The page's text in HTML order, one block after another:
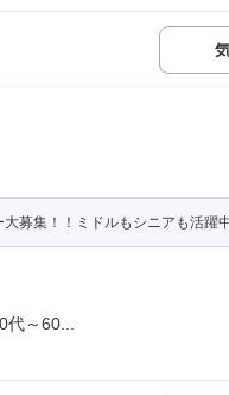
募集！！ミドルもシニアも活躍
～60...